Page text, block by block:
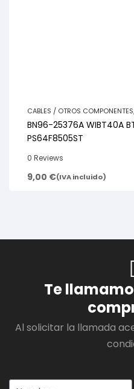
CABLES / OTROS COMPONENTES,
BN96-25376A WIBT40A
PS64F8505ST
0 Reviews
9,00 €(IVA incluido)
Te
Al solicitar la llamada